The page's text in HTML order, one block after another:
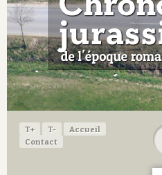
T+ T-
Accueil
Contact